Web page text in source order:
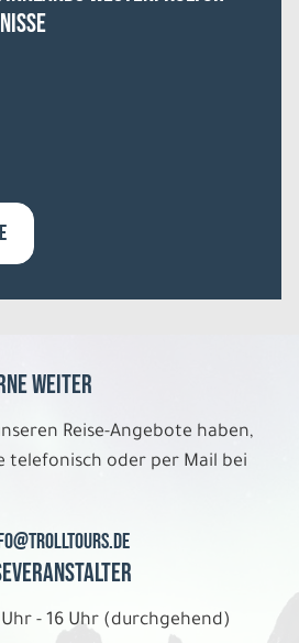
weiter
Reise-Angebote haben,
telefonisch oder per Mail bei
Uhr - 16 Uhr (durchgehend)